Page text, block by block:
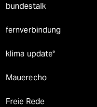
bundestalk
fernverbindung
klima update°
Mauerecho
Freie Rede